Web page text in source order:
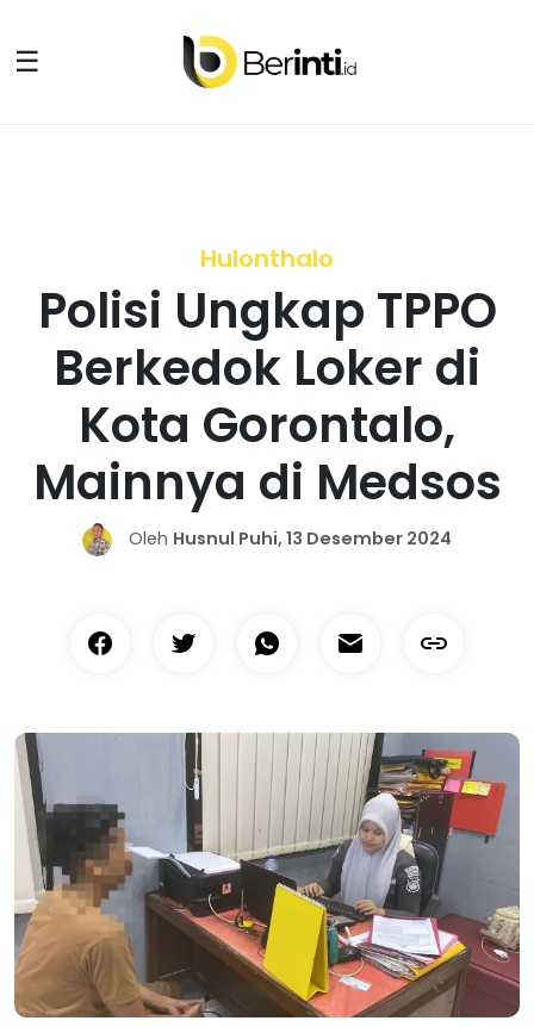
☰
Hulonthalo
Polisi Ungkap TPPO
Berkedok Loker di
Kota Gorontalo,
Mainnya di Medsos
Oleh Husnul Puhi, 13 Desember 2024